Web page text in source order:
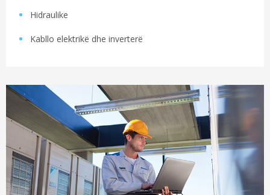
Hidraulike
Kabllo elektrikë dhe inverterë